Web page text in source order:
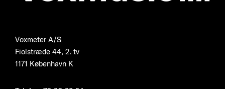
Voxmeter A/S
Fiolstræde 44, 2. tv
1171 København K